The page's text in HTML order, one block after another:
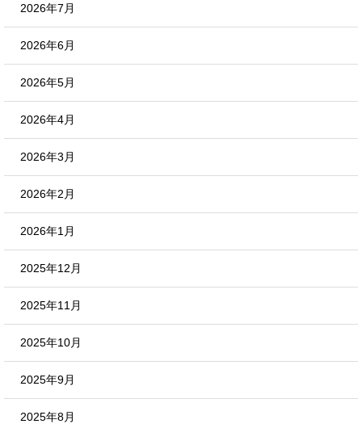
2026年7月
2026年6月
2026年5月
2026年4月
2026年3月
2026年2月
2026年1月
2025年12月
2025年11月
2025年10月
2025年9月
2025年8月